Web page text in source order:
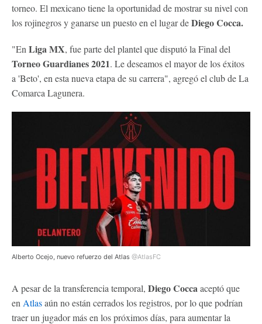
torneo. El mexicano tiene la oportunidad de mostrar su nivel con
los rojinegros y ganarse un puesto en el lugar deDiego Cocca.
"En Liga MX, fue parte del plantel que disputó la Final del
Torneo Guardianes 2021. Le deseamos el mayor de los éxitos
a 'Beto', en esta nueva etapa de su carrera", agregó el club de La
Comarca Lagunera.
Alberto Ocejo, nuevo refuerzo del Atlas @AtlasFC
A pesar de la transferencia temporal, Diego Coccaaceptó que
en Atlasaún no están cerrados los registros, por lo que podrían
traer un jugador más en los próximos días, para aumentar la